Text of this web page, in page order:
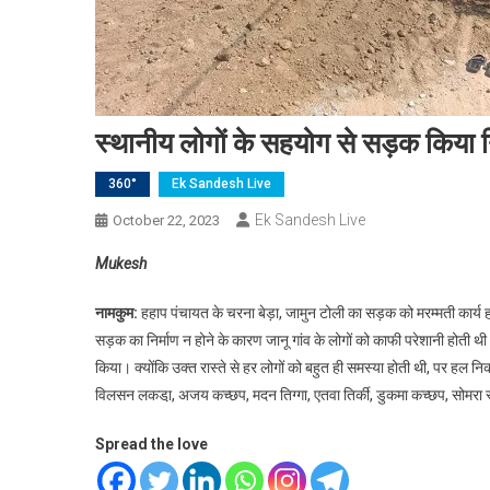
स्थानीय लोगों के सहयोग से सड़क किया
360° Ek Sandesh Live
October 22, 2023 Ek Sandesh Live
Mukesh
नामकुम: हहाप पंचायत के चरना बेड़ा, जामुन टोली का सड़क को मरम्मती कार्य
सड़क का निर्माण न होने के कारण जानू गांव के लोगों को काफी परेशानी होती
किया। क्योंकि उक्त रास्ते से हर लोगों को बहुत ही समस्या होती थी, पर हल
विलसन लकडा़, अजय कच्छप, मदन तिग्गा, एतवा तिर्की, डुकमा कच्छप,
Spread the love